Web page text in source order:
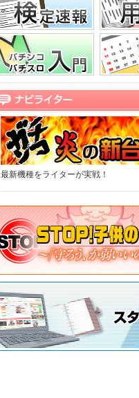
最新機種をライターが実戦！